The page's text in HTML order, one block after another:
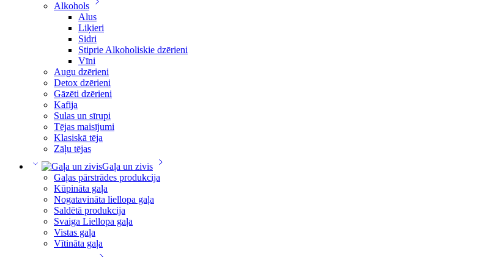
Alkohols
Alus
Liķieri
Sidri
Stiprie Alkoholiskie dzērieni
Vīni
Augu dzērieni
Detox dzērieni
Gāzēti dzērieni
Kafija
Sulas un sīrupi
Tējas maisījumi
Klasiskā tēja
Zāļu tējas
Gaļa un zivis
Gaļas pārstrādes produkcija
Kūpināta gaļa
Nogatavināta liellopa gaļa
Saldētā produkcija
Svaiga Liellopa gaļa
Vistas gaļa
Vītināta gaļa